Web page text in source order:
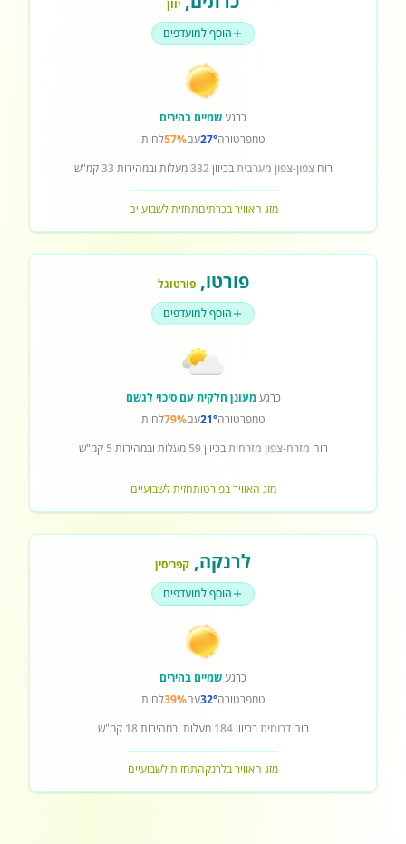
יוון
הוסף למועדפים
כרגעשמיים בהירים
טמפרטורה27°עם57%לחות
רוחצפון-צפון מערביתבכיוון332מעלות ובמהירות 33קמ"ש
מזג האוויר בכרתיםתחזית לשבועיים
פורטו,פורטוגל
הוסף למועדפים
כרגעמעונן חלקית עם סיכוי לגשם
טמפרטורה21°עם79%לחות
רוח מזרח-צפון מזרחיתבכיוון59 מעלות ובמהירות 5 קמ"ש
מזג האוויר בפורטותחזית לשבועיים
לרנקה, קפריסין
הוסף למועדפים
כרגעשמיים בהירים
טמפרטורה32°עם39%לחות
רוחדרומיתבכיוון184 מעלות ובמהירות18 קמ"ש
מזג האוויר בלרנקהתחזית לשבועיים